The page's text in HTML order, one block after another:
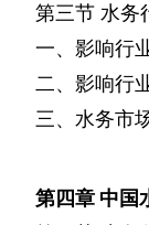
第三节 水务
一、影响行
二、影响行
三、水务市
第四章 中国